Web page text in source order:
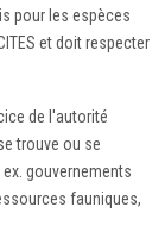
pour les espèces
et doit respecter
de l'autorité
trouve ou se
gouvernements
fauniques,